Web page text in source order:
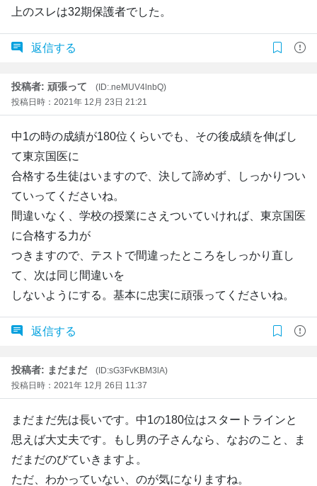
上のスレは32期保護者でした。
返信する
投稿者: 頑張って
(ID:.neMUV4lnbQ)
投稿日時：2021年 12月 23日 21:21
中1の時の成績が180位くらいでも、その後成績を伸ばし
て東京国医に
合格する生徒はいますので、決して諦めず、しっかりつい
ていってくださいね。
間違いなく、学校の授業にさえついていければ、東京国医
に合格する力が
つきますので、テストで間違ったところをしっかり直し
て、次は同じ間違いを
しないようにする。基本に忠実に頑張ってくださいね。
返信する
投稿者: まだまだ
(ID:sG3FvKBM3lA)
投稿日時：2021年 12月 26日 11:37
まだまだ先は長いです。中1の180位はスタートラインと
思えば大丈夫です。もし男の子さんなら、なおのこと、ま
だまだのびていきますよ。
ただ、わかっていない、のが気になりますね。